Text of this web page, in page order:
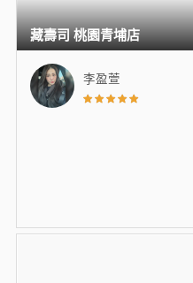
李盈萱
藏壽司 桃園青埔店